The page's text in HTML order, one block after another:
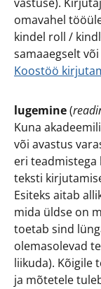
omavahel
kindel roll /
samaaegselt
Koostöö
lugemine(
Kuna
või avastus
eri teadmistega
teksti
Esiteks aitab
mida üldse on
toetab sind
olemasolevad
liikuda). Kõigile
ja mõtetele